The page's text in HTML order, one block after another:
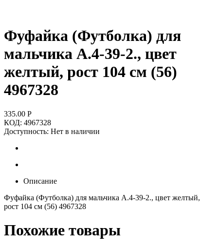
Фуфайка (Футболка) для
мальчика А.4-39-2., цвет
желтый, рост 104 см (56)
4967328
335.00 Р
КОД: 4967328
Доступность: Нет в наличии
Описание
Фуфайка (Футболка) для мальчика А.4-39-2., цвет желтый,
рост 104 см (56) 4967328
Похожие товары